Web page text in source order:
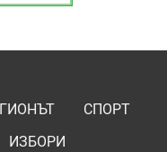
СПОРТ
ИЗБОРИ